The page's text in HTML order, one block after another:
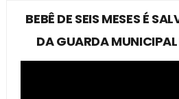
BEBÊ DE SEIS MESES É
DA GUARDA